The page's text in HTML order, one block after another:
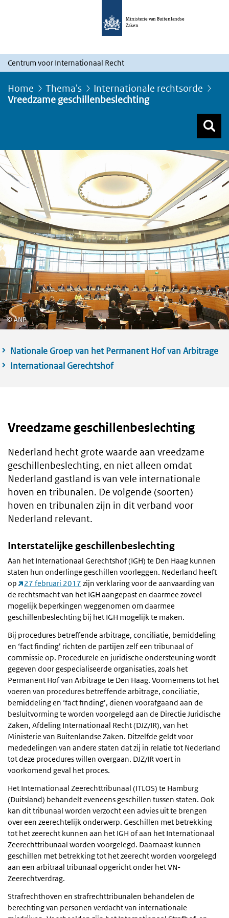
Ministerie van Buitenlandse
Zaken
Centrum voor Internationaal Recht
Home Thema's
Internationale rechtsorde
Vreedzame geschillenbeslechting
©ANP
Nationale Groep van het Permanent Hof van Arbitrage
Internationaal Gerechtshof
Vreedzame geschillenbeslechting
Nederland hecht grote waarde aan vreedzame
geschillenbeslechting, en niet alleen omdat
Nederland gastland is van vele internationale
hoven en tribunalen. De volgende (soorten)
hoven en tribunalen zijn in dit verband voor
Nederland relevant.
Interstatelijke geschillenbeslechting
Aan het Internationaal Gerechtshof (IGH) te Den Haag kunnen
staten hun onderlinge geschillen voorleggen. Nederland heeft
op
27 februari 2017 zijn verklaring voor de aanvaarding van
de rechtsmacht van het IGH aangepast en daarmee zoveel
mogelijk beperkingen weggenomen om daarmee
geschillenbeslechting bij het IGH mogelijk te maken.
Bij procedures betreffende arbitrage, conciliatie, bemiddeling
en ‘fact finding’ richten de partijen zelf een tribunaal of
commissie op. Procedurele en juridische ondersteuning wordt
gegeven door gespecialiseerde organisaties, zoals het
Permanent Hof van Arbitrage te Den Haag. Voornemens tot het
voeren van procedures betreffende arbitrage, conciliatie,
bemiddeling en ‘fact finding’, dienen voorafgaand aan de
besluitvorming te worden voorgelegd aan de Directie Juridische
Zaken, Afdeling Internationaal Recht (DJZ/IR), van het
Ministerie van Buitenlandse Zaken. Ditzelfde geldt voor
mededelingen van andere staten dat zij in relatie tot Nederland
tot deze procedures willen overgaan. DJZ/IR voert in
voorkomend geval het proces.
Het Internationaal Zeerechttribunaal (ITLOS) te Hamburg
(Duitsland) behandelt eveneens geschillen tussen staten. Ook
kan dit tribunaal worden verzocht een advies uit te brengen
over een zeerechtelijk onderwerp. Geschillen met betrekking
tot het zeerecht kunnen aan het IGH of aan het Internationaal
Zeerechttribunaal worden voorgelegd. Daarnaast kunnen
geschillen met betrekking tot het zeerecht worden voorgelegd
aan een arbitraal tribunaal opgericht onder het VN-
Zeerechtverdrag.
Strafrechthoven en strafrechttribunalen behandelen de
berechting van personen verdacht van internationale